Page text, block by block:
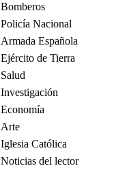
Bomberos
Policía Nacional
Armada Española
Ejército de Tierra
Salud
Investigación
Economía
Arte
Iglesia Católica
Noticias del lector